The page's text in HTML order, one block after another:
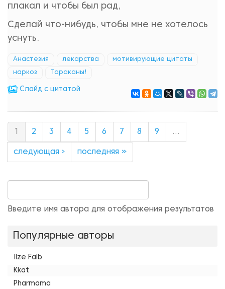
плакал и чтобы был рад,
Сделай что-нибудь, чтобы мне не хотелось
уснуть.
Анастезия лекарства мотивирующие цитаты
наркоз Тараканы!
Cлайд с цитатой
2 3 4 5 6 7 8 9 …
следующая › последняя »
Введите имя автора для отображения результатов
Популярные авторы
Ilze Falb
Kkat
Pharmama